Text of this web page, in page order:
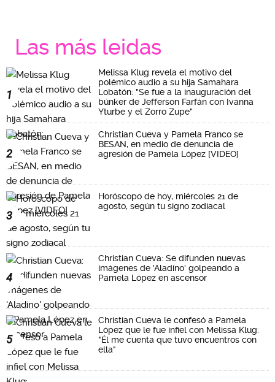
Las más leidas
1
Melissa Klug revela el motivo del
polémico audio a su hija Samahara
Lobatón: "Se fue a la inauguración del
búnker de Jefferson Farfán con Ivanna
Yturbe y el Zorro Zupe"
2
Christian Cueva y Pamela Franco se
BESAN, en medio de denuncia de
agresión de Pamela López [VIDEO]
3
Horóscopo de hoy, miércoles 21 de
agosto, según tu signo zodiacal
4
Christian Cueva: Se difunden nuevas
imágenes de 'Aladino' golpeando a
Pamela López en ascensor
5
Christian Cueva le confesó a Pamela
López que le fue infiel con Melissa Klug:
"Él me cuenta que tuvo encuentros con
ella"